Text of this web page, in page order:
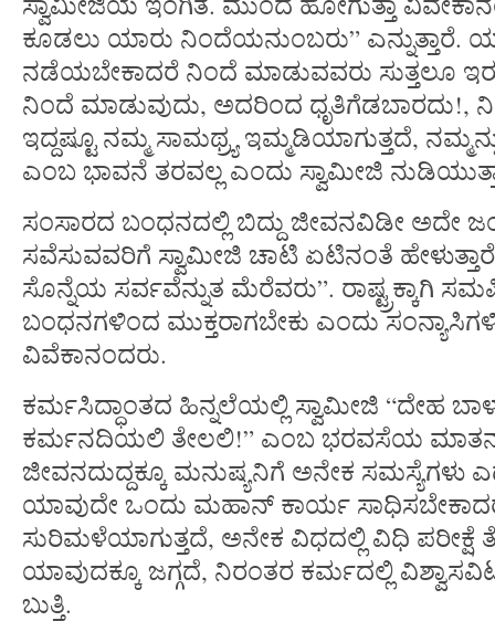
ಕೂಡಲು ಯಾರು ನಿಂದೆಯನುಂಬರು” ಎನ್ನುತ್ತಾರೆ.
ನಡೆಯಬೇಕಾದರೆ ನಿಂದೆ ಮಾಡುವವರು ಸುತ್ತಲೂ
ನಿಂದೆ ಮಾಡುವುದು, ಅದರಿಂದ ಧೃತಿಗೆಡಬಾರದು!,
ಇದ್ದಷ್ಟೂ ನಮ್ಮ ಸಾಮಥ್ರ್ಯ ಇಮ್ಮಡಿಯಾಗುತ್ತದೆ,
ಎಂಬ ಭಾವನೆ ತರವಲ್ಲ ಎಂದು ಸ್ವಾಮೀಜಿ
ಸಂಸಾರದ ಬಂಧನದಲ್ಲಿ ಬಿದ್ದು ಜೀವನವಿಡೀ ಅದೇ
ಸವೆಸುವವರಿಗೆ ಸ್ವಾಮೀಜಿ ಚಾಟಿ ಏಟಿನಂತೆ
ಸೊನ್ನೆಯ ಸರ್ವವೆನ್ನುತ ಮೆರೆವರು”. ರಾಷ್ಟ್ರಕ್ಕಾಗಿ
ಬಂಧನಗಳಿಂದ ಮುಕ್ತರಾಗಬೇಕು ಎಂದು
ವಿವೆಕಾನಂದರು.
ಕರ್ಮಸಿದ್ಧಾಂತದ ಹಿನ್ನಲೆಯಲ್ಲಿ ಸ್ವಾಮೀಜಿ “ದೇಹ
ಕರ್ಮನದಿಯಲಿ ತೇಲಲಿ!” ಎಂಬ ಭರವಸೆಯ
ಜೀವನದುದ್ದಕ್ಕೂ ಮನುಷ್ಯನಿಗೆ ಅನೇಕ ಸಮಸ್ಯೆಗಳು
ಯಾವುದೇ ಒಂದು ಮಹಾನ್ ಕಾರ್ಯ
ಸುರಿಮಳೆಯಾಗುತ್ತದೆ, ಅನೇಕ ವಿಧದಲ್ಲಿ ವಿಧಿ ಪರೀಕ್ಷೆ
ಯಾವುದಕ್ಕೂ ಜಗ್ಗದೆ, ನಿರಂತರ ಕರ್ಮದಲ್ಲಿ
ಬುತ್ತಿ.